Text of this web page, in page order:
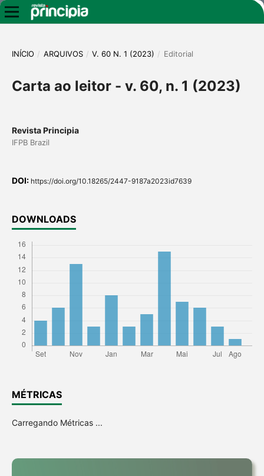
INÍCIO / ARQUIVOS / V. 60 N. 1 (2023) / Editorial
Carta ao leitor - v. 60, n. 1 (2023)
Revista Principia
IFPB Brazil
DOI: https://doi.org/10.18265/2447-9187a2023id7639
DOWNLOADS
MÉTRICAS
Carregando Métricas ...